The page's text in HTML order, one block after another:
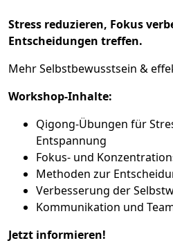
Stress reduzieren, Fokus
Entscheidungen treffen.
Mehr Selbstbewusstsein &
Workshop-Inhalte:
Qigong-Übungen für
Entspannung
Fokus- und
Methoden zur
Verbesserung der
Kommunikation und
Jetzt informieren!